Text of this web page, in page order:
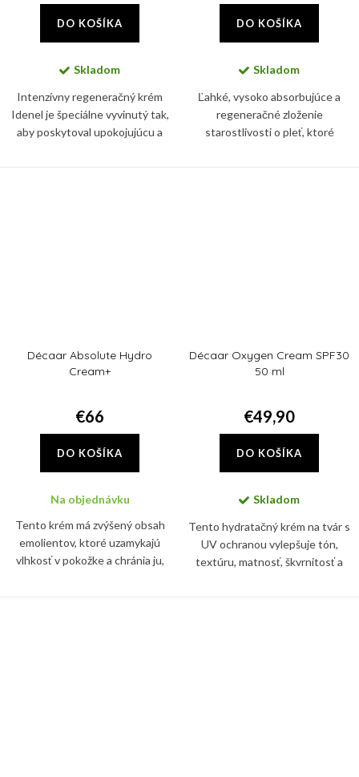
DO KOŠÍKA
Skladom
Intenzívny regeneračný krém
Idenel je špeciálne vyvinutý tak,
aby poskytoval upokojujúcu a
DO KOŠÍKA
Skladom
Ľahké, vysoko absorbujúce a
regeneračné zloženie
starostlivosti o pleť, ktoré
Décaar Absolute Hydro
Cream+
€66
DO KOŠÍKA
Na objednávku
Tento krém má zvýšený obsah
emolientov, ktoré uzamykajú
vlhkosť v pokožke a chránia ju,
Décaar Oxygen Cream SPF30
50 ml
€49,90
DO KOŠÍKA
Skladom
Tento hydratačný krém na tvár s
UV ochranou vylepšuje tón,
textúru, matnosť, škvrnitosť a